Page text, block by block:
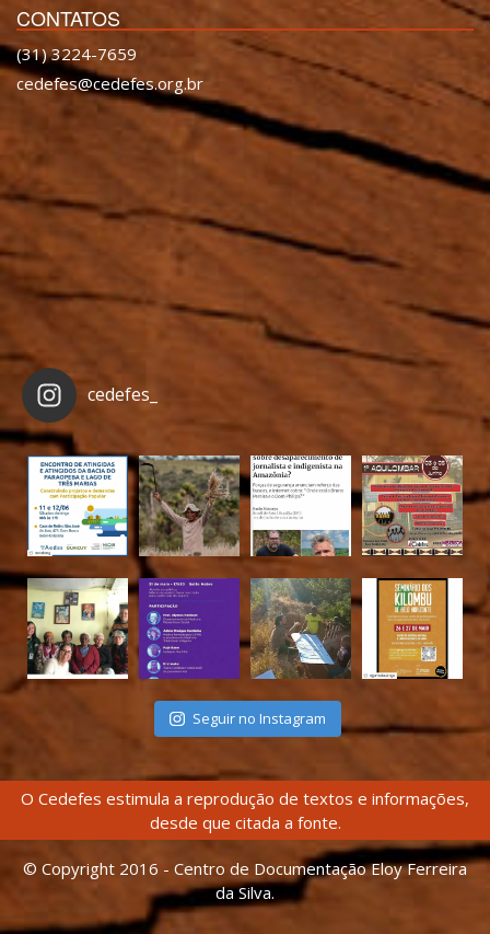
CONTATOS
(31) 3224-7659
cedefes@cedefes.org.br
cedefes_
Seguir no Instagram
O Cedefes estimula a reprodução de textos e informações,
desde que citada a fonte.
© Copyright 2016 - Centro de Documentação Eloy Ferreira
da Silva.